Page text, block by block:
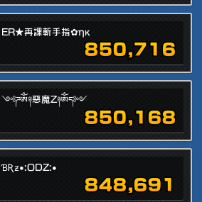
ER★再課斬手指✿ηκ
850,716
༺ཌༀ༈惡魔Z༈ༀད༻
850,168
ƁƦƶ•:ODZ:•
848,691